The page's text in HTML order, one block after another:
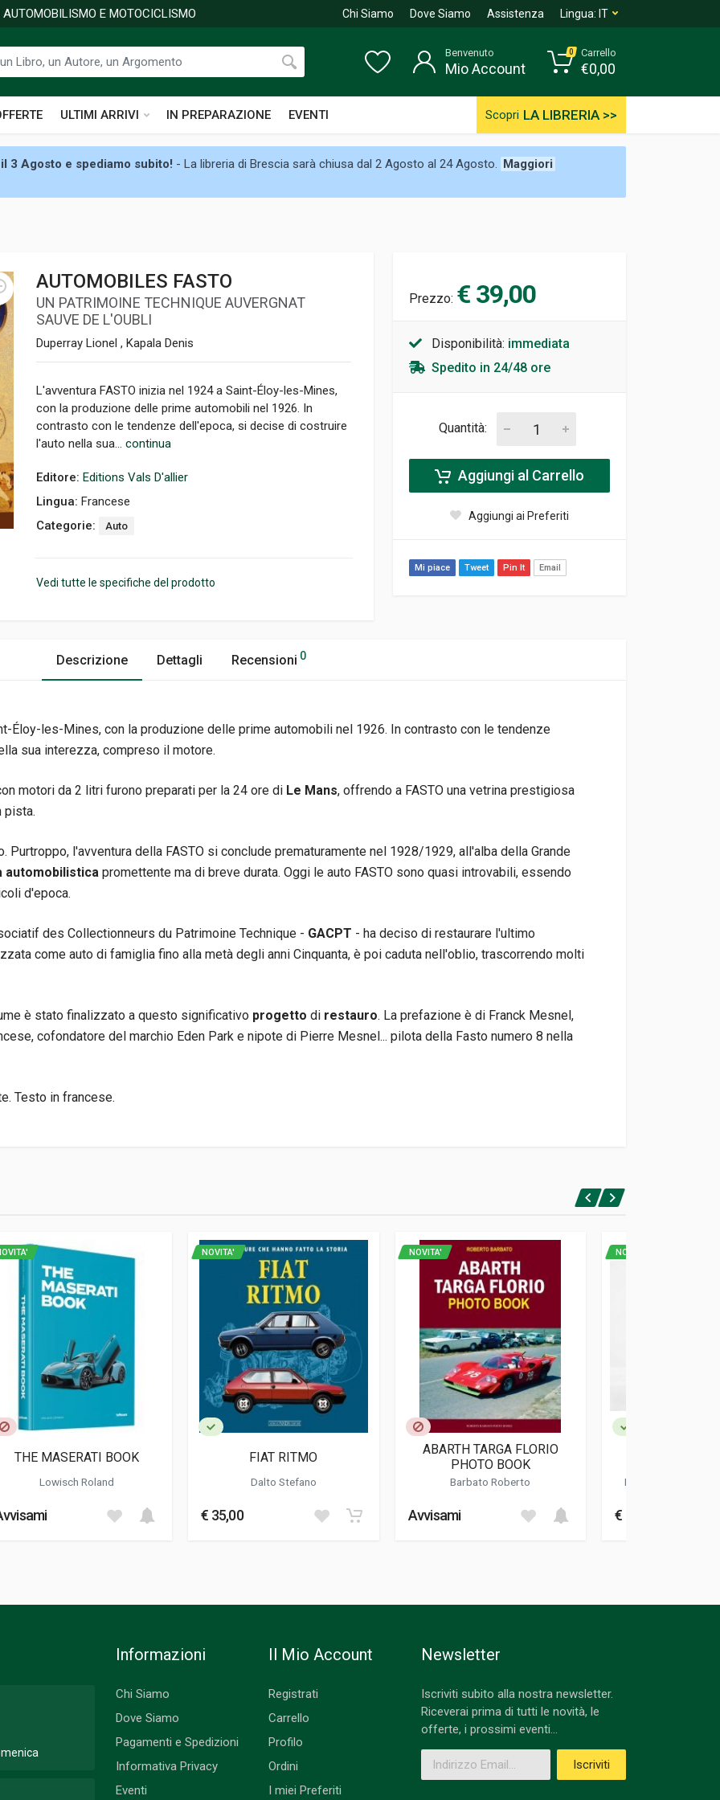
E MOTOCICLISMO Chi Siamo Dove Siamo Assistenza Lingua: IT
ULTIMI ARRIVI IN PREPARAZIONE EVENTI Scopri LA LIBRERIA >>
Benvenuto
Mio Account
0 Carrello
€0,00
3 Agosto e spediamo subito! - La libreria di Brescia sarà chiusa dal 2 Agosto al 24 Agosto. Maggiori
AUTOMOBILES FASTO
UN PATRIMOINE TECHNIQUE AUVERGNAT
SAUVE DE L'OUBLI
Duperray Lionel , Kapala Denis
L'avventura FASTO inizia nel 1924 a Saint-Éloy-les-Mines,
con la produzione delle prime automobili nel 1926. In
contrasto con le tendenze dell'epoca, si decise di costruire
l'auto nella sua... continua
Editore: Editions Vals D'allier
Lingua: Francese
Categorie:
Auto
Vedi tutte le specifiche del prodotto
Prezzo: € 39,00
Disponibilità: immediata
Spedito in 24/48 ore
Quantità:
Aggiungi al Carrello
Aggiungi ai Preferiti
Mi piace Tweet Pin It Email
Descrizione Dettagli Recensioni 0
Éloy-les-Mines, con la produzione delle prime automobili nel 1926. In contrasto con le tendenze
sua interezza, compreso il motore.
motori da 2 litri furono preparati per la 24 ore di Le Mans, offrendo a FASTO una vetrina prestigiosa
pista.
Purtroppo, l'avventura della FASTO si conclude prematuramente nel 1928/1929, all'alba della Grande
automobilistica promettente ma di breve durata. Oggi le auto FASTO sono quasi introvabili, essendo
d'epoca.
des Collectionneurs du Patrimoine Technique - GACPT - ha deciso di restaurare l'ultimo
come auto di famiglia fino alla metà degli anni Cinquanta, è poi caduta nell'oblio, trascorrendo molti
è stato finalizzato a questo significativo progetto di restauro. La prefazione è di Franck Mesnel,
cofondatore del marchio Eden Park e nipote di Pierre Mesnel... pilota della Fasto numero 8 nella
Testo in francese.
THE MASERATI BOOK
Lowisch Roland
NOVITA'
FIAT RITMO
Dalto Stefano
€ 35,00
NOVITA'
ABARTH TARGA FLORIO
PHOTO BOOK
Barbato Roberto
Avvisami
NOVITA'
Dal Monte Luca
€ 599,00
Informazioni
Chi Siamo
Dove Siamo
Pagamenti e Spedizioni
Informativa Privacy
Eventi
Il Mio Account
Registrati
Carrello
Profilo
Ordini
I miei Preferiti
Newsletter
Iscriviti subito alla nostra newsletter.
Riceverai prima di tutti le novità, le
offerte, i prossimi eventi...
Indirizzo Email
Iscriviti